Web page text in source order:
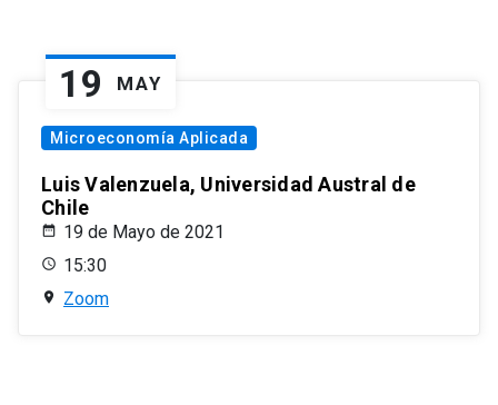
19 MAY
Microeconomía Aplicada
Luis Valenzuela, Universidad Austral de
Chile
19 de Mayo de 2021
15:30
Zoom